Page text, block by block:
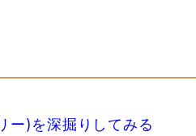
ー)を深掘りしてみる